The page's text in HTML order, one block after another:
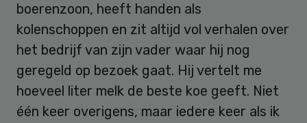
boerenzoon, heeft handen als
kolenschoppen en zit altijd vol verhalen over
het bedrijf van zijn vader waar hij nog
geregeld op bezoek gaat. Hij vertelt me
hoeveel liter melk de beste koe geeft. Niet
één keer overigens, maar iedere keer als ik